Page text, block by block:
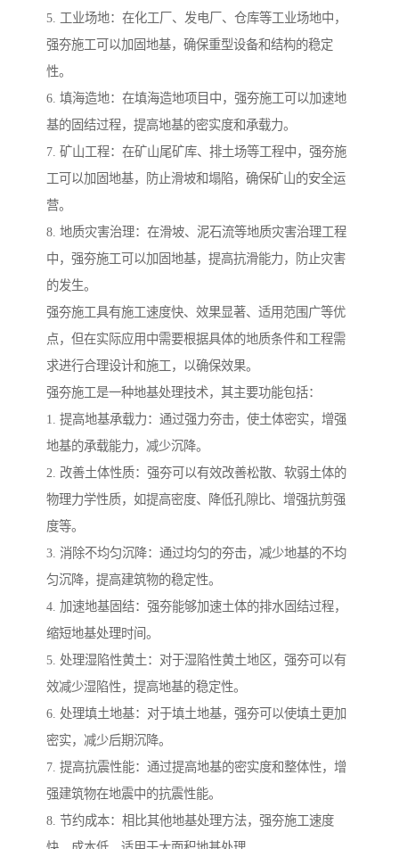
5. 工业场地：在化工厂、发电厂、仓库等工业场地中，
强夯施工可以加固地基，确保重型设备和结构的稳定
性。
6. 填海造地：在填海造地项目中，强夯施工可以加速地
基的固结过程，提高地基的密实度和承载力。
7. 矿山工程：在矿山尾矿库、排土场等工程中，强夯施
工可以加固地基，防止滑坡和塌陷，确保矿山的安全运
营。
8. 地质灾害治理：在滑坡、泥石流等地质灾害治理工程
中，强夯施工可以加固地基，提高抗滑能力，防止灾害
的发生。
强夯施工具有施工速度快、效果显著、适用范围广等优
点，但在实际应用中需要根据具体的地质条件和工程需
求进行合理设计和施工，以确保效果。
强夯施工是一种地基处理技术，其主要功能包括：
1. 提高地基承载力：通过强力夯击，使土体密实，增强
地基的承载能力，减少沉降。
2. 改善土体性质：强夯可以有效改善松散、软弱土体的
物理力学性质，如提高密度、降低孔隙比、增强抗剪强
度等。
3. 消除不均匀沉降：通过均匀的夯击，减少地基的不均
匀沉降，提高建筑物的稳定性。
4. 加速地基固结：强夯能够加速土体的排水固结过程，
缩短地基处理时间。
5. 处理湿陷性黄土：对于湿陷性黄土地区，强夯可以有
效减少湿陷性，提高地基的稳定性。
6. 处理填土地基：对于填土地基，强夯可以使填土更加
密实，减少后期沉降。
7. 提高抗震性能：通过提高地基的密实度和整体性，增
强建筑物在地震中的抗震性能。
8. 节约成本：相比其他地基处理方法，强夯施工速度